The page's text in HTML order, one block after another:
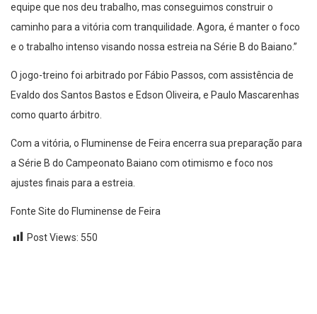
equipe que nos deu trabalho, mas conseguimos construir o
caminho para a vitória com tranquilidade. Agora, é manter o foco
e o trabalho intenso visando nossa estreia na Série B do Baiano.”
O jogo-treino foi arbitrado por Fábio Passos, com assistência de
Evaldo dos Santos Bastos e Edson Oliveira, e Paulo Mascarenhas
como quarto árbitro.
Com a vitória, o Fluminense de Feira encerra sua preparação para
a Série B do Campeonato Baiano com otimismo e foco nos
ajustes finais para a estreia.
Fonte Site do Fluminense de Feira
Post Views: 550